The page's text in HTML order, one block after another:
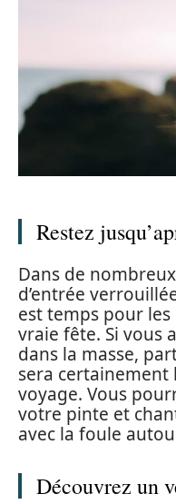
Restez
Dans de
d’entrée
est temps pour
vraie fête. Si vous
dans la masse,
sera
voyage. Vous
votre pinte et
avec la foule
Découvrez un